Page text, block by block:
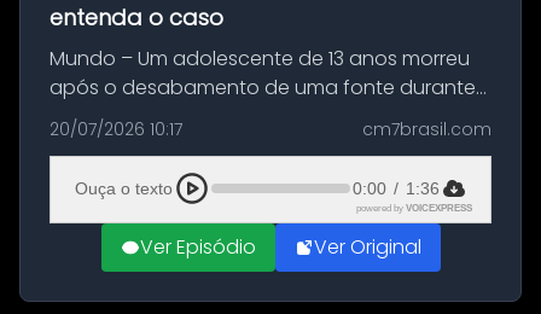
entenda o caso
Mundo – Um adolescente de 13 anos morreu
após o desabamento de uma fonte durante
as comemorações pelo título da Copa do
Mundo conquistado pela Espanha, em
Ciudad Rodrigo, na província de Salamanca,
no...
20/07/2026 10:17 cm7brasil.com
Ouça o texto 0:00 / 1:36
powered by VOICEXPRESS
Ver Episódio Ver Original